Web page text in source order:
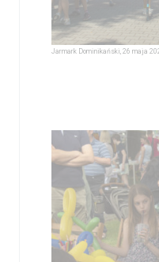
Jarmark Dominikański, 26 maja